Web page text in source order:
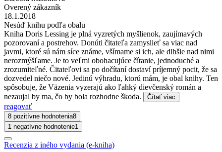
Overený zákazník
18.1.2018
Nesúď knihu podľa obalu
Kniha Doris Lessing je plná vyzretých myšlienok, zaujímavých
pozorovaní a postrehov. Donúti čitateľa zamyslieť sa viac nad
javmi, ktoré sú nám síce známe, všímame si ich, ale dlhšie nad nimi
nerozmýšľame. Je to veľmi obohacujúce čítanie, jednoduché a
zrozumiteľné. Čitateľovi sa po dočítaní dostaví príjemný pocit, že sa
dozvedel niečo nové. Jedinú výhradu, ktorú mám, je obal knihy. Ten
spôsobuje, že Väzenia vyzerajú ako ľahký dievčenský román a
nezaujal by ma, čo by bola rozhodne škoda.
Čítať viac
reagovať
8 pozitívne hodnotenia8
1 negatívne hodnotenie1
Recenzia z iného vydania (e-kniha)